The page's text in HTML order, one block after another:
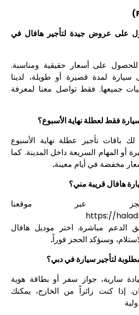
على عروض جيدة لتأجير هافال في
للحصول على أسعار حقيقية ومناسبة.
لمدة قصيرة أو طويلة، لدينا
جميعها. فقط تواصل معنا لمعرفة
فقط لعطلة نهاية الأسبوع؟
باقات تأجير عطلة نهاية الأسبوع
أو المهام السريعة داخل المدينة. كما
مخفضة في أيام معينة.
هافال قريبة مني؟
عبر موقعنا
https://
الدعم مباشرة. اختر موديل هافال
وسنؤكد الحجز فوراً.
لتأجير سيارة في دبي؟
سارية، جواز سفر أو بطاقة هوية
إذا كنت زائراً من الخارج، يمكنك